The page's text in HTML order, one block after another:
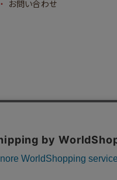
お問い合わせ